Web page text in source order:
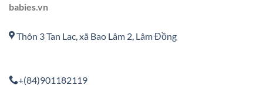
babies.vn
Thôn 3 Tan Lac, xã Bao Lâm 2, Lâm Đồng
+(84)901182119